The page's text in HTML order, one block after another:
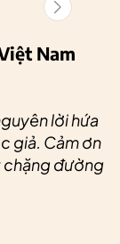
Nam
lời hứa
giả. Cảm ơn
chặng đường